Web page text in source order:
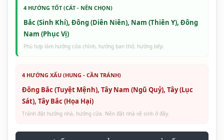
4 HƯỚNG TỐT (CÁT - NÊN CHỌN)
Bắc (Sinh Khí), Đông (Diên Niên), Nam (Thiên Y), Đông
Nam (Phục Vị)
Phù hợp làm hướng cửa chính, hướng ban thờ, hướng bếp.
4 HƯỚNG XẤU (HUNG - CẦN TRÁNH)
Đông Bắc (Tuyệt Mệnh), Tây Nam (Ngũ Quỷ), Tây (Lục
Sát), Tây Bắc (Họa Hại)
Tránh đặt hướng nhà, hướng cửa. Nên đặt nhà vệ sinh ở đây.